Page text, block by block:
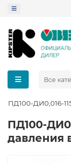
Все
ПД100-ДИ0,016-
ПД100-
давления